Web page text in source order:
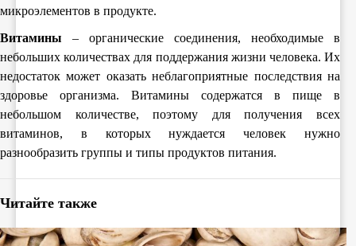
микроэлементов в продукте.
Витамины – органические соединения, необходимые в
небольших количествах для поддержания жизни человека. Их
недостаток может оказать неблагоприятные последствия на
здоровье организма. Витамины содержатся в пище в
небольшом количестве, поэтому для получения всех
витаминов, в которых нуждается человек нужно
разнообразить группы и типы продуктов питания.
Читайте также